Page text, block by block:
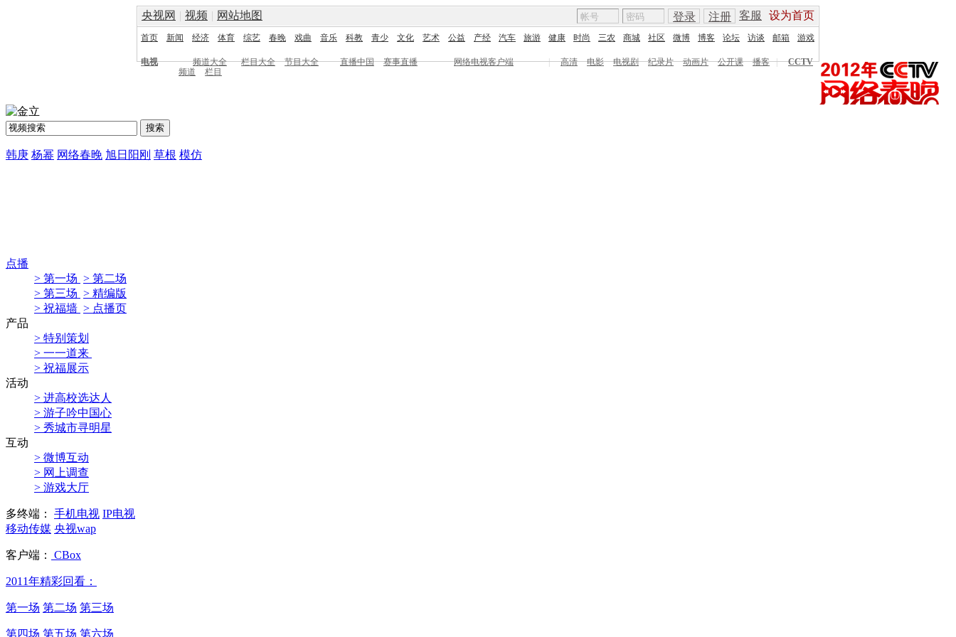
央视网 | 视频 | 网站地图 客服 设为首页
登录 注册
首页 新闻 经济 体育 综艺 春晚 戏曲 音乐 科教 青少 文化 艺术 公益 产经 汽车 旅游 健康 时尚 三农 商城 社区 微博 博客 论坛 访谈 邮箱 游戏
电视 频道大全 栏目大全 节目大全 直播中国 赛事直播 网络电视客户端 | 高清 电影 电视剧 纪录片 动画片 公开课 播客 |
CCTV
频道
栏目
韩庚 杨幂 网络春晚 旭日阳刚 草根 模仿
点播
> 第一场 > 第二场
> 第三场 > 精编版
> 祝福墙 > 点播页
产品
> 特别策划
> 一一道来
> 祝福展示
活动
> 进高校选达人
> 游子吟中国心
> 秀城市寻明星
互动
> 微博互动
> 网上调查
> 游戏大厅
多终端： 手机电视 IP电视
移动传媒 央视wap
客户端： CBox
2011年精彩回看：
第一场 第二场 第三场
第四场 第五场 第六场